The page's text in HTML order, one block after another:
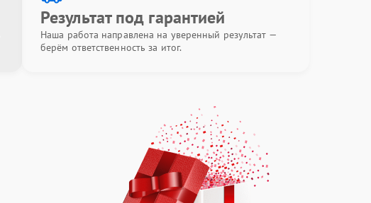
Результат под гарантией
Наша работа направлена на уверенный результат —
берём ответственность за итог.